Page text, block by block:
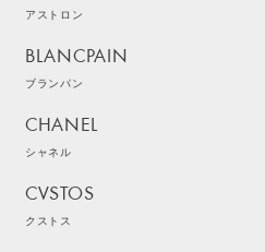
アストロン
BLANCPAIN
ブランパン
CHANEL
シャネル
CVSTOS
クストス